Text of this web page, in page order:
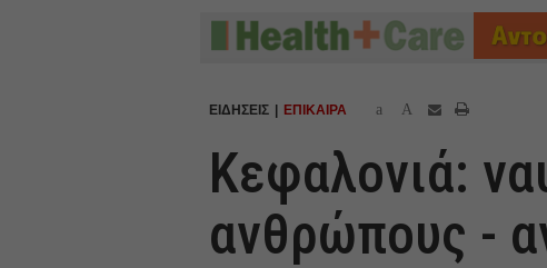
ΕΙΔΗΣΕΙΣ ΕΠΙΚΑΙΡΑ a A
Κεφαλονιά:
ανθρώπους -